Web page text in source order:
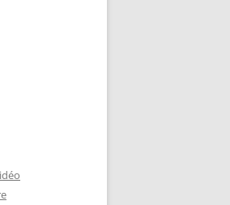
D’UN BOUTON